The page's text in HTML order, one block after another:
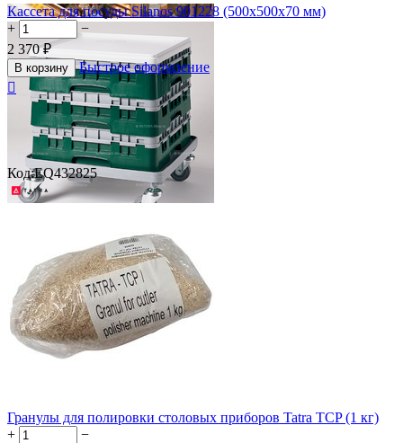
Кассета для посуды Silanos 901228 (500х500х70 мм)
+
−
2 370 ₽
В корзину
Быстрое оформление

Код:EQ432825
Гранулы для полировки столовых приборов Tatra TCP (1 кг)
+
−